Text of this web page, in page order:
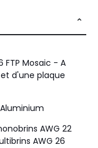
FTP Mosaic - A
d'une plaque
AWG 22
AWG 26